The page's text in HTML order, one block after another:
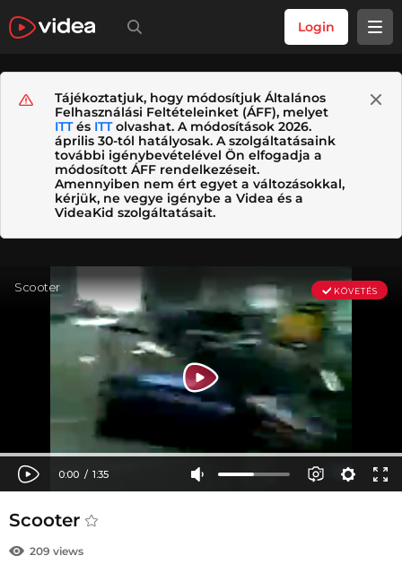
Login
Tájékoztatjuk, hogy módosítjuk Általános
Felhasználási Feltételeinket (ÁFF), melyet
ITTés ITTolvashat. A módosítások 2026.
április 30-tól hatályosak. A szolgáltatásaink
további igénybevételével Ön elfogadja a
módosított ÁFF rendelkezéseit.
Amennyiben nem ért egyet a változásokkal,
kérjük, ne vegye igénybe a Videa és a
VideaKid szolgáltatásait.
Scooter
209 views